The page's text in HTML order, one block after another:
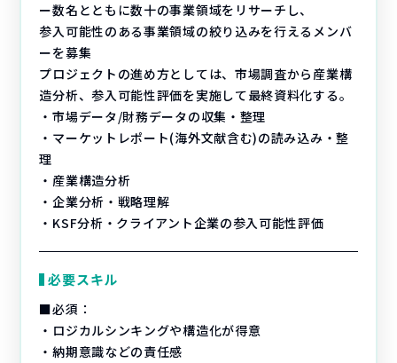
ー数名とともに数十の事業領域をリサーチし、
参入可能性のある事業領域の絞り込みを行えるメンバ
ーを募集
プロジェクトの進め方としては、市場調査から産業構
造分析、参入可能性評価を実施して最終資料化する。
・市場データ/財務データの収集・整理
・マーケットレポート(海外文献含む)の読み込み・整
理
・産業構造分析
・企業分析・戦略理解
・KSF分析・クライアント企業の参入可能性評価
必要スキル
■必須：
・ロジカルシンキングや構造化が得意
・納期意識などの責任感